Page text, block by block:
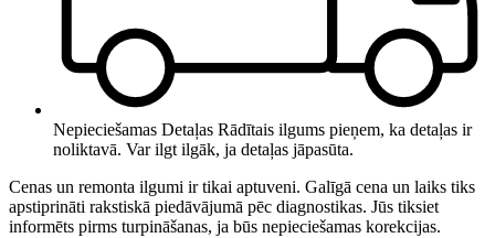
Nepieciešamas Detaļas Rādītais ilgums pieņem, ka detaļas ir
noliktavā. Var ilgt ilgāk, ja detaļas jāpasūta.
Cenas un remonta ilgumi ir tikai aptuveni. Galīgā cena un laiks tiks
apstiprināti rakstiskā piedāvājumā pēc diagnostikas. Jūs tiksiet
informēts pirms turpināšanas, ja būs nepieciešamas korekcijas.